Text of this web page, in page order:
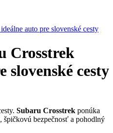
auto pre slovenské cesty
Crosstrek
slovenské cesty
Subaru Crosstrek ponúka
bezpečnosť a pohodlný